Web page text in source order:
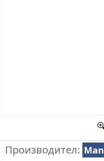
Производител: